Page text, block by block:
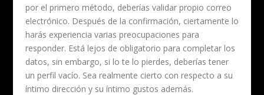
por el primero método, deberías validar propio correo
electrónico. Después de la confirmación, ciertamente lo
harás experiencia varias preocupaciones para
responder. Está lejos de obligatorio para completar los
datos, sin embargo, si lo te lo pierdes, deberías tener
un perfil vacío. Sea realmente cierto con respecto a su
íntimo dirección y su íntimo gustos además.